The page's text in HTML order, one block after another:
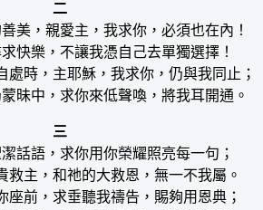
二
美，親愛主，我求你，必須也在內！
快樂，不讓我憑自己去單獨選擇！
處時，主耶穌，我求你，仍與我同止；
昧中，求你來低聲喚，將我耳開通。
三
話語，求你用你榮耀照亮每一句；
救主，和祂的大救恩，無一不我屬。
座前，求垂聽我禱告，賜夠用恩典；